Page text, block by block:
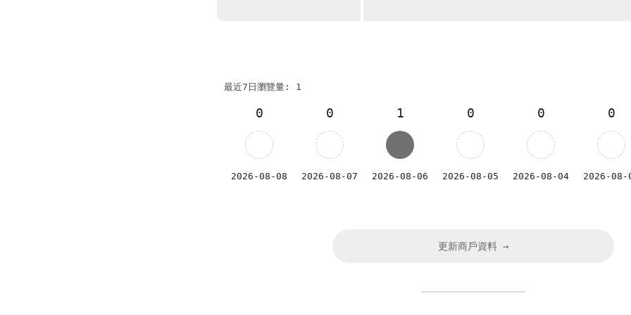
最近7日瀏覽量: 1
0
2026-08-08
0
2026-08-07
1
2026-08-06
0
2026-08-05
0
2026-08-04
0
2026-08-
更新商戶資料 →